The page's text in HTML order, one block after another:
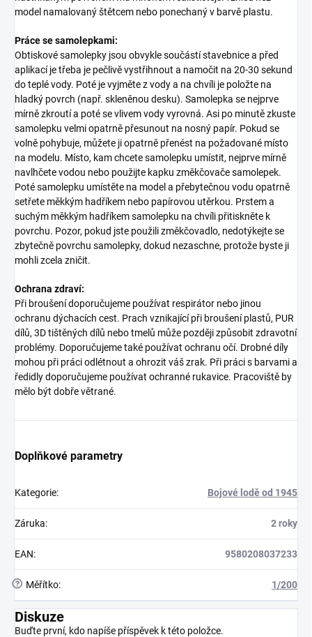
model namalovaný štětcem nebo ponechaný v barvě plastu.
Práce se samolepkami:
Obtiskové samolepky jsou obvykle součástí stavebnice a před
aplikací je třeba je pečlivě vystřihnout a namočit na 20-30 sekund
do teplé vody. Poté je vyjměte z vody a na chvíli je položte na
hladký povrch (např. skleněnou desku). Samolepka se nejprve
mírně zkroutí a poté se vlivem vody vyrovná. Asi po minutě zkuste
samolepku velmi opatrně přesunout na nosný papír. Pokud se
volně pohybuje, můžete ji opatrně přenést na požadované místo
na modelu. Místo, kam chcete samolepku umístit, nejprve mírně
navlhčete vodou nebo použijte kapku změkčovače samolepek.
Poté samolepku umístěte na model a přebytečnou vodu opatrně
setřete měkkým hadříkem nebo papírovou utěrkou. Prstem a
suchým měkkým hadříkem samolepku na chvíli přitiskněte k
povrchu. Pozor, pokud jste použili změkčovadlo, nedotýkejte se
zbytečně povrchu samolepky, dokud nezaschne, protože byste ji
mohli zcela zničit.
Ochrana zdraví:
Při broušení doporučujeme používat respirátor nebo jinou
ochranu dýchacích cest. Prach vznikající při broušení plastů, PUR
dílů, 3D tištěných dílů nebo tmelů může později způsobit zdravotní
problémy. Doporučujeme také používat ochranu očí. Drobné díly
mohou při práci odlétnout a ohrozit váš zrak. Při práci s barvami a
ředidly doporučujeme používat ochranné rukavice. Pracoviště by
mělo být dobře větrané.
Doplňkové parametry
Kategorie: Bojové lodě od 1945
Záruka: 2 roky
EAN: 9580208037233
? Měřítko: 1/200
Diskuze
Buďte první, kdo napíše příspěvek k této položce.